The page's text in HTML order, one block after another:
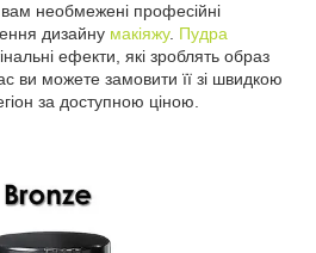
необмежені професійні
дизайну макіяжу. Пудра
ефекти, які зроблять образ
ви можете замовити її зі швидкою
за доступною ціною.